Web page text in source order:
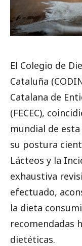
El Colegio de
Cataluña
Catalana de
(FECEC),
mundial de
su postura
Lácteos y la
exhaustiva
efectuado,
la dieta
recomendadas
dietéticas.